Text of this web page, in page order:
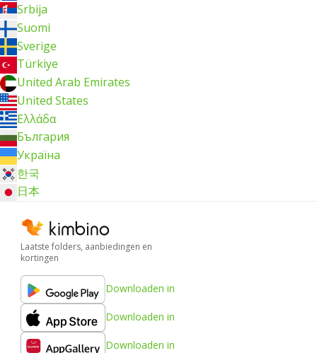
Srbija
Suomi
Sverige
Türkiye
United Arab Emirates
United States
Ελλάδα
България
Україна
한국
日本
Laatste folders, aanbiedingen en
kortingen
Downloaden in
Downloaden in
Downloaden in